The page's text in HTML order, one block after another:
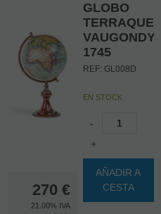
270 €
21.00% IVA
GLOBO
VAUGONDY
1745
REF: GL008D
EN STOCK
-
+
AÑADIR A
CESTA